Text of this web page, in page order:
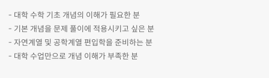
- 대학 수학 기초 개념의 이해가 필요한 분
- 기본 개념을 문제 풀이에 적용시키고 싶은 분
- 자연계열 및 공학계열 편입학을 준비하는 분
- 대학 수업만으로 개념 이해가 부족한 분